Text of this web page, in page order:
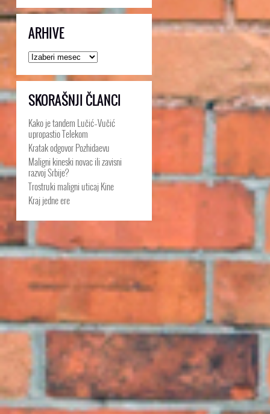
ARHIVE
Arhive
SKORAŠNJI ČLANCI
Kako je tandem Lučić–Vučić
upropastio Telekom
Kratak odgovor Pozhidaevu
Maligni kineski novac ili zavisni
razvoj Srbije?
Trostruki maligni uticaj Kine
Kraj jedne ere